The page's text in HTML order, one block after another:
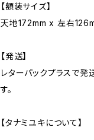
【額装サイズ】
天地172mm x 左右
【発送】
レターパックプラスで
す。
【タナミユキについて】